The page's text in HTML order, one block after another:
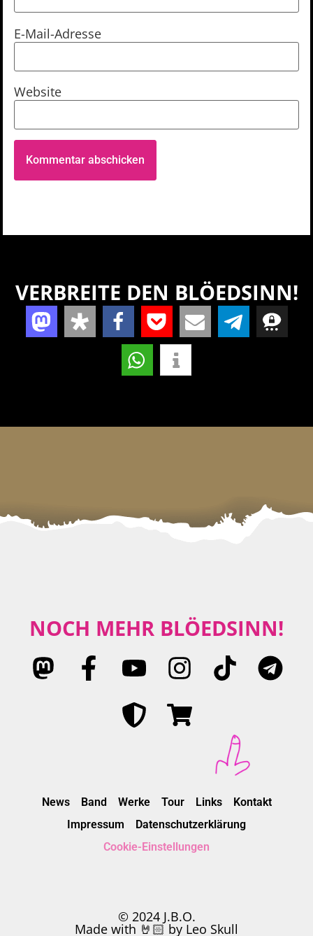
E-Mail-Adresse
Website
VERBREITE DEN BLÖEDSINN!
NOCH MEHR BLÖEDSINN!
News Band Werke Tour Links
Kontakt
Impressum
Datenschutzerklärung
Cookie-Einstellungen
© 2024 J.B.O.
Made with 🤘🏻 by Leo Skull